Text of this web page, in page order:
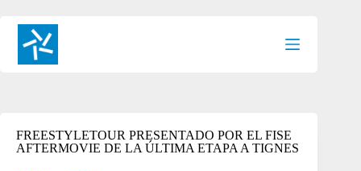
contenido
FREESTYLETOUR PRESENTADO POR EL FISE
AFTERMOVIE DE LA ÚLTIMA ETAPA A TIGNES